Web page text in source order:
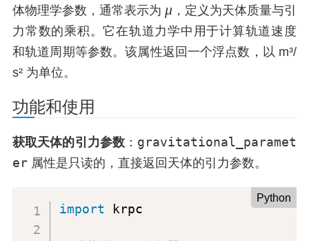
体物理学参数，通常表示为 μ
\
m
u
μ ，定义为天体质量与引
力常数的乘积。它在轨道力学中用于计算轨道速度
和轨道周期等参数。该属性返回一个浮点数，以 m³/
s² 为单位。
功能和使用
获取天体的引力参数： gravitational_paramet
er 属性是只读的，直接返回天体的引力参数。
Python
import krpc